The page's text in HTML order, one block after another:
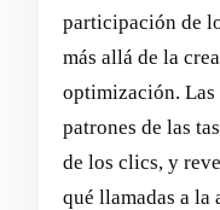
participación de
más allá de la
optimización. Las
patrones de las
de los clics, y
qué llamadas a la